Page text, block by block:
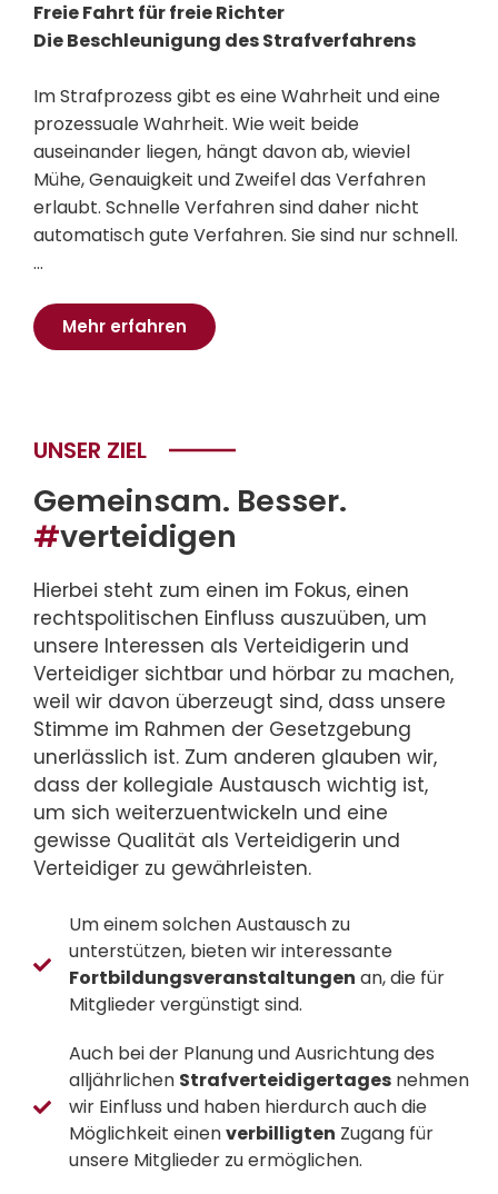
Freie Fahrt für freie Richter
Die Beschleunigung des Strafverfahrens
Im Strafprozess gibt es eine Wahrheit und eine
prozessuale Wahrheit. Wie weit beide
auseinander liegen, hängt davon ab, wieviel
Mühe, Genauigkeit und Zweifel das Verfahren
erlaubt. Schnelle Verfahren sind daher nicht
automatisch gute Verfahren. Sie sind nur schnell.
…
Mehr erfahren
UNSER ZIEL
Gemeinsam. Besser.
#verteidigen
Hierbei steht zum einen im Fokus, einen
rechtspolitischen Einfluss auszuüben, um
unsere Interessen als Verteidigerin und
Verteidiger sichtbar und hörbar zu machen,
weil wir davon überzeugt sind, dass unsere
Stimme im Rahmen der Gesetzgebung
unerlässlich ist. Zum anderen glauben wir,
dass der kollegiale Austausch wichtig ist,
um sich weiterzuentwickeln und eine
gewisse Qualität als Verteidigerin und
Verteidiger zu gewährleisten.
Um einem solchen Austausch zu
unterstützen, bieten wir interessante
Fortbildungsveranstaltungen an, die für
Mitglieder vergünstigt sind.
Auch bei der Planung und Ausrichtung des
alljährlichen Strafverteidigertages nehmen
wir Einfluss und haben hierdurch auch die
Möglichkeit einenverbilligten Zugang für
unsere Mitglieder zu ermöglichen.